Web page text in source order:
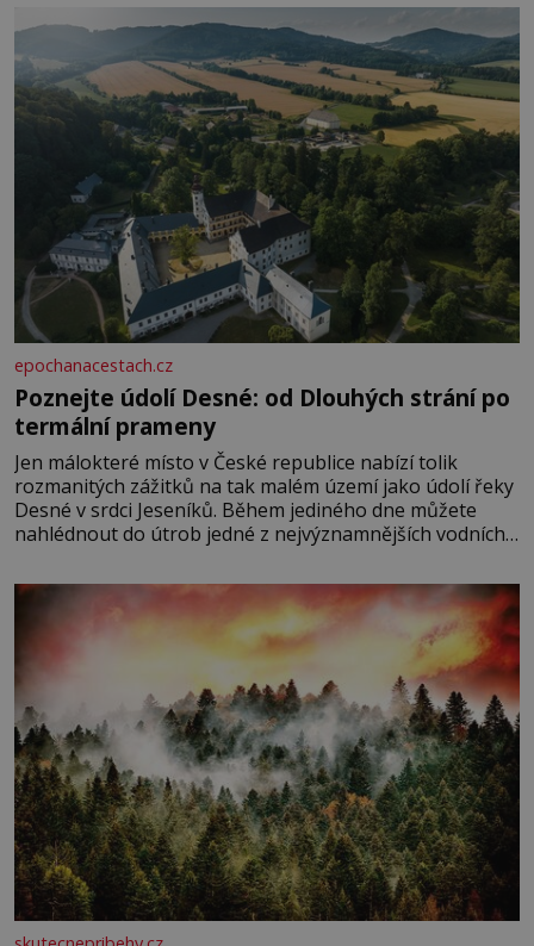
epochanacestach.cz
Poznejte údolí Desné: od Dlouhých strání po
termální prameny
Jen málokteré místo v České republice nabízí tolik
rozmanitých zážitků na tak malém území jako údolí řeky
Desné v srdci Jeseníků. Během jediného dne můžete
nahlédnout do útrob jedné z nejvýznamnějších vodních
se na koloběžce a den zakončit poznáváním památek ve
Velkých Losinách nebo v termálním